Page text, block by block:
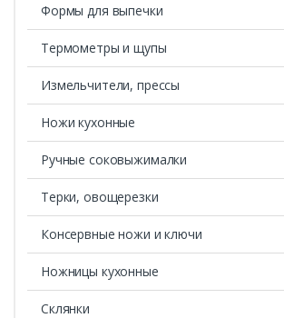
Формы для выпечки
Термометры и щупы
Измельчители, прессы
Ножи кухонные
Ручные соковыжималки
Терки, овощерезки
Консервные ножи и ключи
Ножницы кухонные
Склянки